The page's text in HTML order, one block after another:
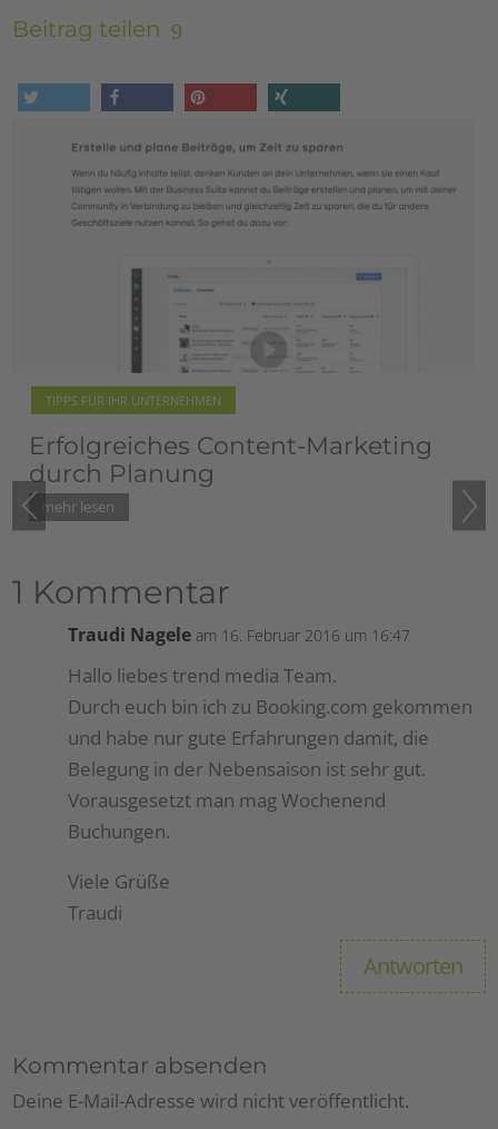
Beitrag teilen
Marketing
Blogempfehlung:
1 Kommentar
Traudi Nagele am 16. Februar 2016 um 16:47
Hallo liebes trend media Team.
Durch euch bin ich zu Booking.com gekommen
und habe nur gute Erfahrungen damit, die
Belegung in der Nebensaison ist sehr gut.
Vorausgesetzt man mag Wochenend
Buchungen.
Viele Grüße
Traudi
Antworten
Kommentar absenden
Deine E-Mail-Adresse wird nicht veröffentlicht.